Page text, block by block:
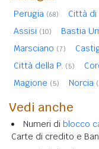
Perugia (68) Città di
Assisi (10) Bastia
Marsciano (7)
Città della P. (5)
Magione (5) Norcia
Vedi anche
Numeri di blocco
Carte di credito e